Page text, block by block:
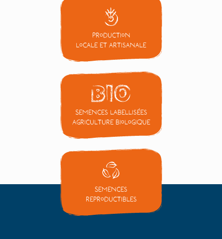
Production
locale et artisanale
Semences labellisées
Agriculture Biologique
Semences
reproductibles